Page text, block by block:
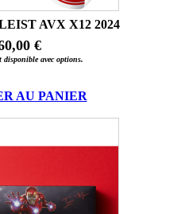
AVX X12 2024
€
disponible avec options.
AU PANIER